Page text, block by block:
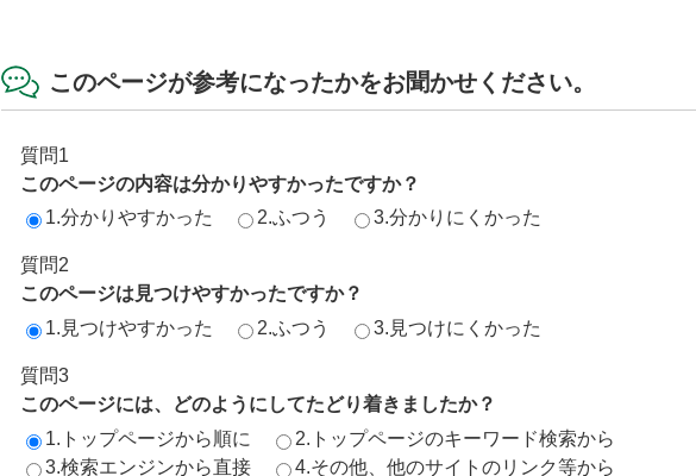
このページが参考になったかをお聞かせください。
質問1
このページの内容は分かりやすかったですか？
1.分かりやすかった
2.ふつう 3.分かりにくかった
質問2
このページは見つけやすかったですか？
1.見つけやすかった
2.ふつう 3.見つけにくかった
質問3
このページには、どのようにしてたどり着きましたか？
1.トップページから順に
2.トップページのキーワード検索から
3.検索エンジンから直接
4.その他、他のサイトのリンク等から